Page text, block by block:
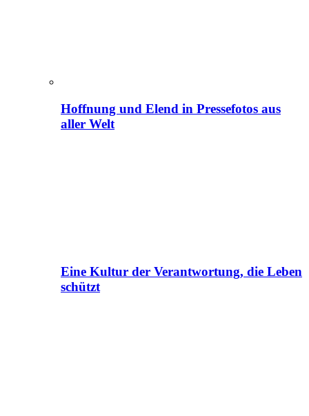
Hoffnung und Elend in Pressefotos aus
aller Welt
Eine Kultur der Verantwortung, die Leben
schützt